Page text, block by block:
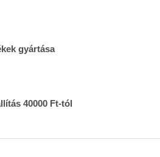
s
e
gyártása
40000 Ft-tól